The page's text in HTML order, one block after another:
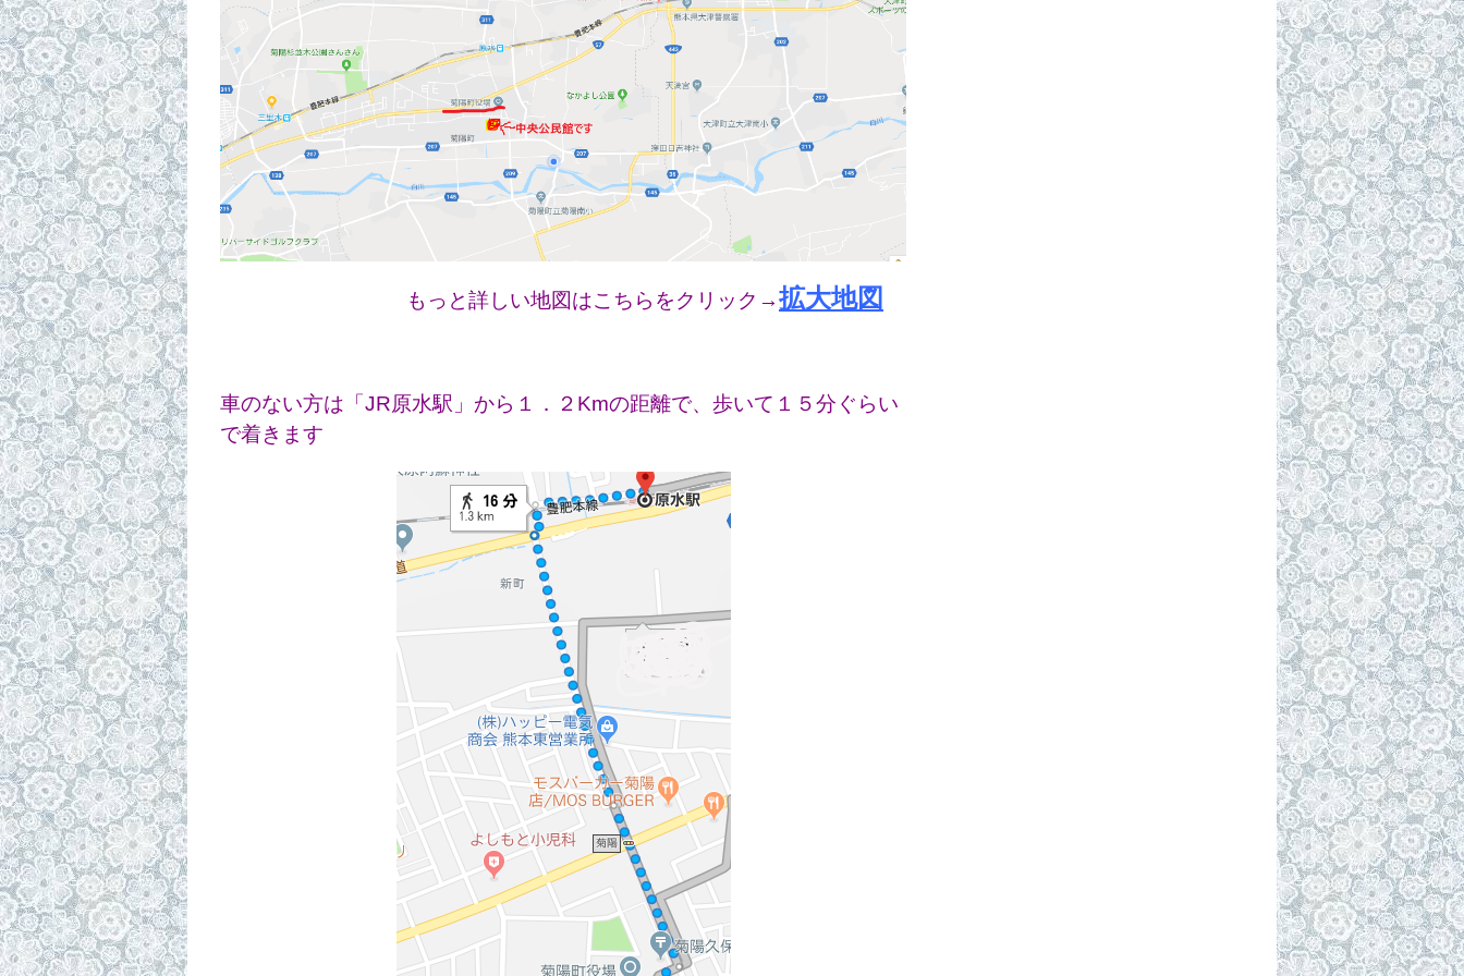
もっと詳しい地図はこちらをクリック→拡大地図
車のない方は「JR原水駅」から１．２Kmの距離で、歩いて１５分ぐらい
で着きます